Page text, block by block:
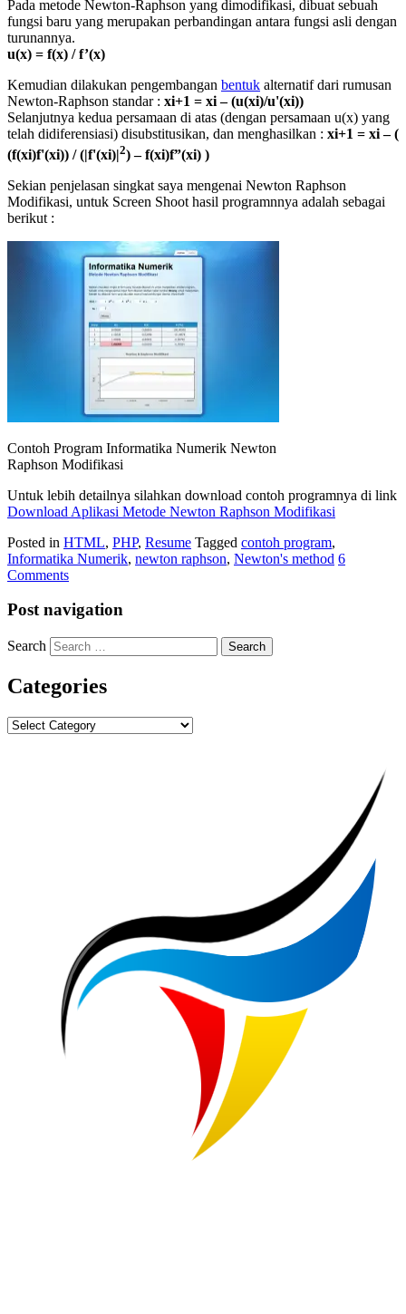
Pada metode Newton-Raphson yang dimodifikasi, dibuat sebuah
fungsi baru yang merupakan perbandingan antara fungsi asli dengan
turunannya.
u(x) = f(x) / f’(x)
Kemudian dilakukan pengembangan bentuk alternatif dari rumusan
Newton-Raphson standar : xi+1 = xi – (u(xi)/u'(xi))
Selanjutnya kedua persamaan di atas (dengan persamaan u(x) yang
telah didiferensiasi) disubstitusikan, dan menghasilkan : xi+1 = xi – (
(f(xi)f'(xi)) / (|f'(xi)|2) – f(xi)f”(xi) )
Sekian penjelasan singkat saya mengenai Newton Raphson
Modifikasi, untuk Screen Shoot hasil programnnya adalah sebagai
berikut :
Contoh Program Informatika Numerik Newton
Raphson Modifikasi
Untuk lebih detailnya silahkan download contoh programnya di link
Download Aplikasi Metode Newton Raphson Modifikasi
Posted in HTML, PHP, Resume Tagged contoh program,
Informatika Numerik, newton raphson, Newton's method 6
Comments
Post navigation
Search
Categories
Categories